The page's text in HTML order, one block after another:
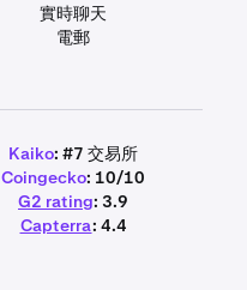
實時聊天
電郵
Kaiko: #7 交易所
Coingecko: 10/10
G2 rating: 3.9
Capterra: 4.4